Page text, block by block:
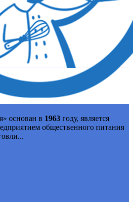
основан в 1963 году, является
общественного питания